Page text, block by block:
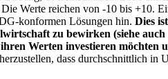
Werte reichen von -10 bis +10.
konformen Lösungen hin. Dies
zu bewirken (siehe
Werten investieren
dass durchschnittlich